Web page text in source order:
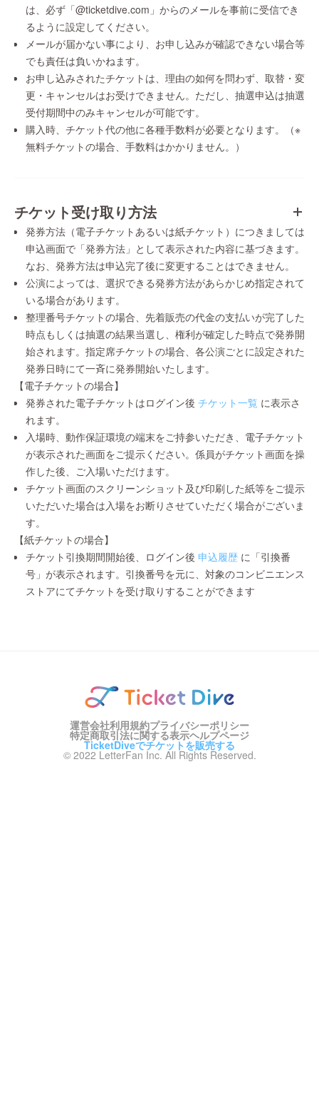
は、必ず「@ticketdive.com」からのメールを事前に受信でき
るように設定してください。
メールが届かない事により、お申し込みが確認できない場合等
でも責任は負いかねます。
お申し込みされたチケットは、理由の如何を問わず、取替・変
更・キャンセルはお受けできません。ただし、抽選申込は抽選
受付期間中のみキャンセルが可能です。
購入時、チケット代の他に各種手数料が必要となります。（※
無料チケットの場合、手数料はかかりません。）
チケット受け取り方法
発券方法（電子チケットあるいは紙チケット）につきましては
申込画面で「発券方法」として表示された内容に基づきます。
なお、発券方法は申込完了後に変更することはできません。
公演によっては、選択できる発券方法があらかじめ指定されて
いる場合があります。
整理番号チケットの場合、先着販売の代金の支払いが完了した
時点もしくは抽選の結果当選し、権利が確定した時点で発券開
始されます。指定席チケットの場合、各公演ごとに設定された
発券日時にて一斉に発券開始いたします。
【電子チケットの場合】
発券された電子チケットはログイン後 チケット一覧 に表示さ
れます。
入場時、動作保証環境の端末をご持参いただき、電子チケット
が表示された画面をご提示ください。係員がチケット画面を操
作した後、ご入場いただけます。
チケット画面のスクリーンショット及び印刷した紙等をご提示
いただいた場合は入場をお断りさせていただく場合がございま
す。
【紙チケットの場合】
チケット引換期間開始後、ログイン後 申込履歴 に「引換番
号」が表示されます。引換番号を元に、対象のコンビニエンス
ストアにてチケットを受け取りすることができます
運営会社利用規約プライバシーポリシー
特定商取引法に関する表示ヘルプページ
TicketDiveでチケットを販売する
© 2022 LetterFan Inc. All Rights Reserved.